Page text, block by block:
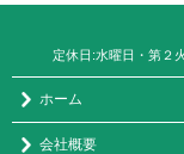
定休日:水曜日・第２
ホーム
会社概要